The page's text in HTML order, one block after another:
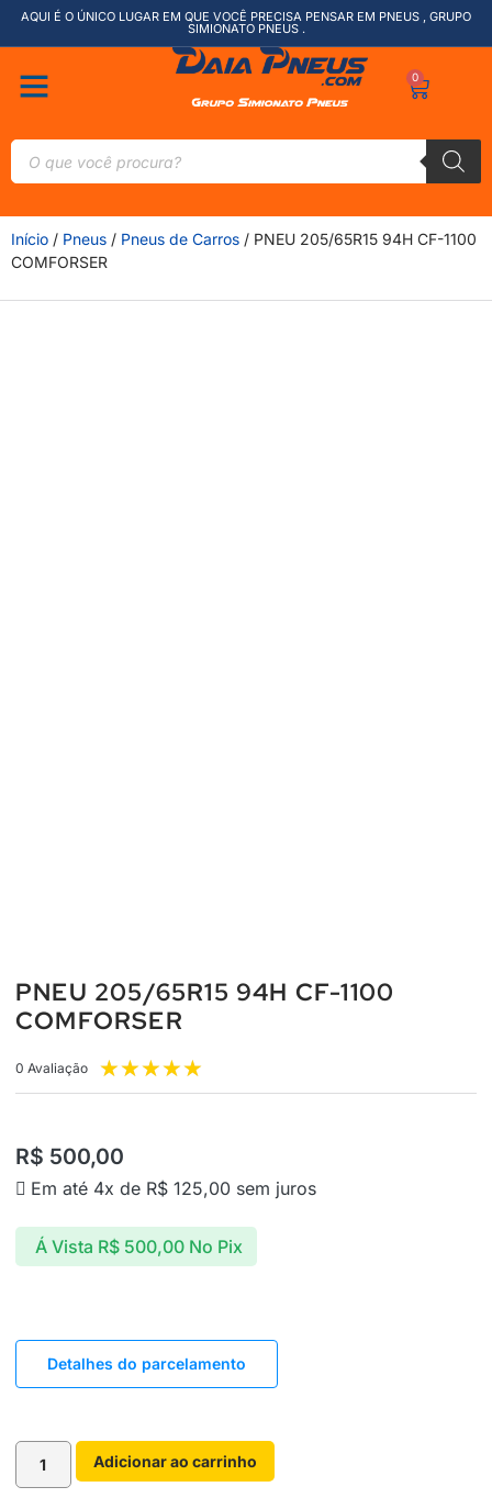
AQUI É O ÚNICO LUGAR EM QUE VOCÊ PRECISA PENSAR EM PNEUS , GRUPO
SIMIONATO PNEUS .
0
Início / Pneus / Pneus de Carros / PNEU 205/65R15 94H CF-1100
COMFORSER
PNEU 205/65R15 94H CF-1100
COMFORSER
0 Avaliação ★★★★★
R$ 500,00
Em até 4x de R$ 125,00 sem juros
Á Vista R$500,00 No Pix
Detalhes do parcelamento
Adicionar ao carrinho